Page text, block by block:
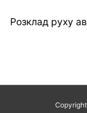
Розклад руху